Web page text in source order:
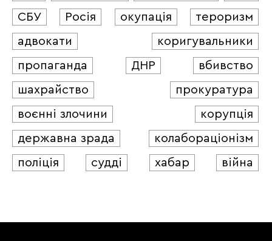
СБУ
Росія окупація
тероризм
адвокати
коригувальники
пропаганда
ДНР
вбивство
шахрайство
прокуратура
воєнні злочини
корупція
державна зрада
колабораціонізм
поліція
судді хабар війна